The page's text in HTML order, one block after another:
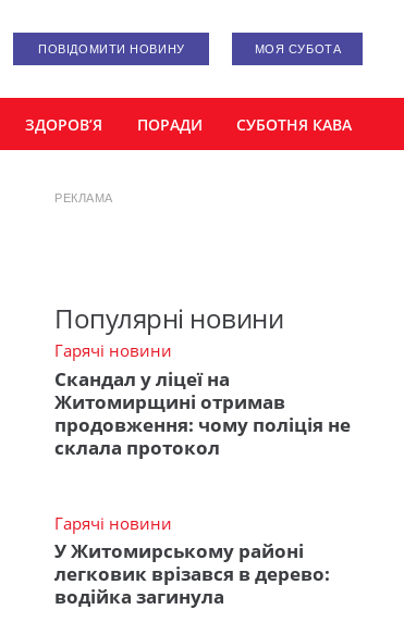
ПОВІДОМИТИ НОВИНУ МОЯ СУБОТА
ЗДОРОВ’Я ПОРАДИ СУБОТНЯ КАВА
РЕКЛАМА
Популярні новини
Гарячі новини
Скандал у ліцеї на
Житомирщині отримав
продовження: чому поліція не
склала протокол
Гарячі новини
У Житомирському районі
легковик врізався в дерево:
водійка загинула